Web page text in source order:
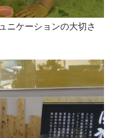
ニケーションの大切さ